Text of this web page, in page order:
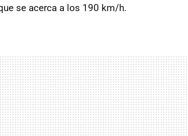
se acerca a los 190 km/h.